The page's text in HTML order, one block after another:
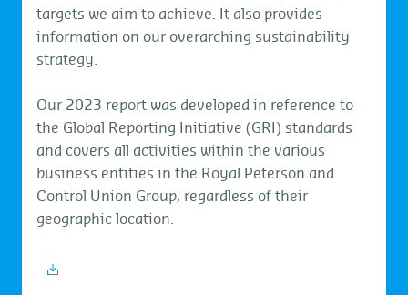
targets we aim to achieve. It also provides
information on our overarching sustainability
strategy.
Our 2023 report was developed in reference to
the Global Reporting Initiative (GRI) standards
and covers all activities within the various
business entities in the Royal Peterson and
Control Union Group, regardless of their
geographic location.